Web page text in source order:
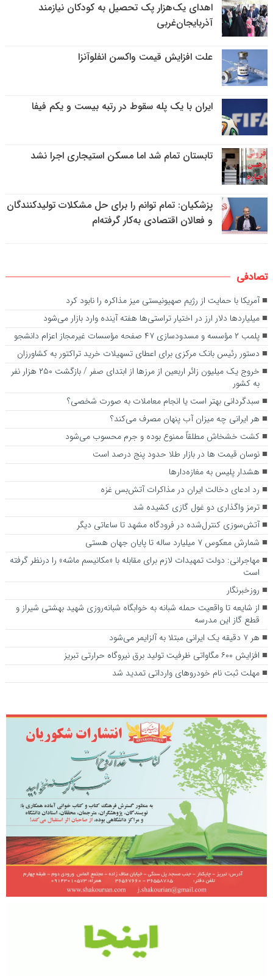
اهدای یک‌هزار پک تحصیل به کودکان نیازمند
آذربایجان‌غربی
علت افزایش قیمت واکسن انفلوآنزا
ایران با یک پله سقوط در رتبه بیست و یکم فیفا
تابستان تمام شد اما مسکن استیجاری اجرا نشد
پزشکیان: تمام توانم را برای حل مشکلات تولیدکنندگان
و فعالان اقتصادی به‌کار گرفته‌ام
تصادفی
آمریکا با حمایت از رژیم صهیونیستی میز مذاکره را نابود کرد
میلیارد‌ها دلار ارز در اختیار تراستی‌ها هفته آینده وارد بازار می‌شود
پلمب ۲ مؤسسه و مسدودسازی ۴۷ صفحه مؤسسات غیرمجاز اعزام دانشجو
دستور رئیس بانک مرکزی برای اعطای تسهیلات خرید تراکتور به کشاورزان
خروج یک میلیون زائر اربعین از مرزها از ابتدای صفر / بازگشت ۲۵۰ هزار نفر
به کشور
سبدگردانی بهتر است یا انجام معاملات به صورت شخصی؟
هر ایرانی چه میزان آب پنهان مصرف می‌کند؟
کشت خشخاش مطلقاً ممنوع بوده و جرم محسوب می‌شود
نوسان قیمت ها در بازار طلا حدود پنج درصد است
هشدار پلیس به مغازه‌دارها
رد ادعای دخالت ایران در مذاکرات آتش‌بس غزه
ترمز واگذاری دو غول گازی کشیده شد
آتش‌سوزی کنترل‌شده در فرودگاه مشهد تا ساعاتی دیگر
شمارش معکوس ۷ میلیارد ساله تا پایان جهان هستی
مهاجرانی: دولت تمهیدات لازم برای مقابله با «مکانیسم ماشه» را درنظر گرفته
است
روزخبرنگار
از شایعه تا واقعیت حمله شبانه به خوابگاه شبانه‌روزی شهید بهشتی شیراز و
قطع گاز این مدرسه
هر ۷ دقیقه یک ایرانی مبتلا به آلزایمر می‌شود
افزایش ۶۰۰ مگاواتی ظرفیت تولید برق نیروگاه حرارتی تبریز
مهلت ثبت نام خودروهای وارداتی تمدید شد